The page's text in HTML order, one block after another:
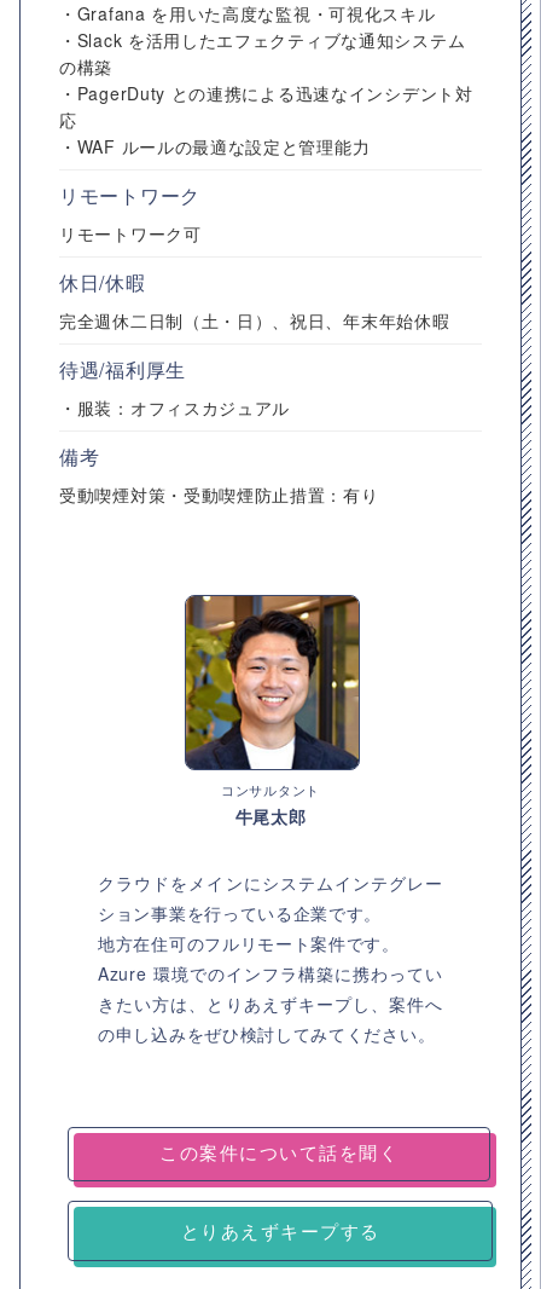
・Grafana を用いた高度な監視・可視化スキル
・Slack を活用したエフェクティブな通知システム
の構築
・PagerDuty との連携による迅速なインシデント対
応
・WAF ルールの最適な設定と管理能力
リモートワーク
リモートワーク可
休日/休暇
完全週休二日制（土・日）、祝日、年末年始休暇
待遇/福利厚生
・服装：オフィスカジュアル
備考
受動喫煙対策・受動喫煙防止措置：有り
コンサルタント
牛尾太郎
クラウドをメインにシステムインテグレー
ション事業を行っている企業です。
地方在住可のフルリモート案件です。
Azure 環境でのインフラ構築に携わってい
きたい方は、とりあえずキープし、案件へ
の申し込みをぜひ検討してみてください。
とりあえずキープする